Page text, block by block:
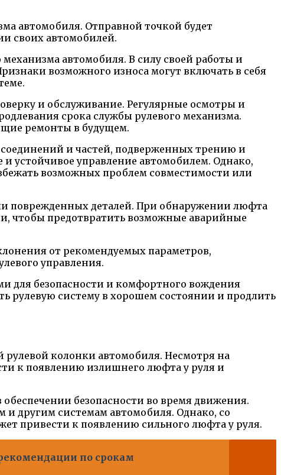
автомобиля. Отправной точкой будет
своих автомобилей.
автомобиля. В силу своей работы и
возможного износа могут включать в себя
и обслуживание. Регулярные осмотры и
срока службы рулевого механизма.
ремонты в будущем.
и частей, подверженных трению и
и устойчивое управление автомобилем. Однако,
возможных проблем совместимости или
поврежденных деталей. При обнаружении люфта
чтобы предотвратить возможные аварийные
от рекомендуемых параметров,
управления.
для безопасности и комфортного вождения
рулевую систему в хорошем состоянии и продлить
колонки автомобиля. Несмотря на
к появлению излишнего люфта у руля и
безопасности во время движения.
и другим системам автомобиля. Однако, со
привести к появлению сильного люфта у руля.
по срокам